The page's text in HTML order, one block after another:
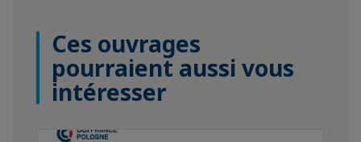
Ces ouvrages
pourraient aussi vous
intéresser